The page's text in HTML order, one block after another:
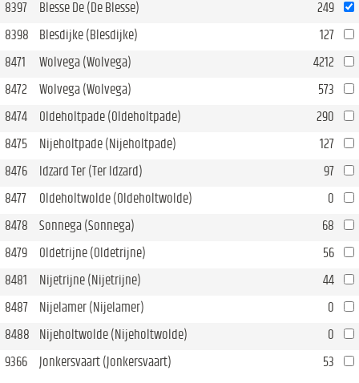
8397
Blesse De (De Blesse)
249
8398
Blesdijke (Blesdijke)
127
8471
Wolvega (Wolvega)
4212
8472
Wolvega (Wolvega)
573
8474
Oldeholtpade (Oldeholtpade)
290
8475
Nijeholtpade (Nijeholtpade)
127
8476
Idzard Ter (Ter Idzard)
97
8477
Oldeholtwolde (Oldeholtwolde)
0
8478
Sonnega (Sonnega)
68
8479
Oldetrijne (Oldetrijne)
56
8481
Nijetrijne (Nijetrijne)
44
8487
Nijelamer (Nijelamer)
0
8488
Nijeholtwolde (Nijeholtwolde)
0
9366
Jonkersvaart (Jonkersvaart) 53